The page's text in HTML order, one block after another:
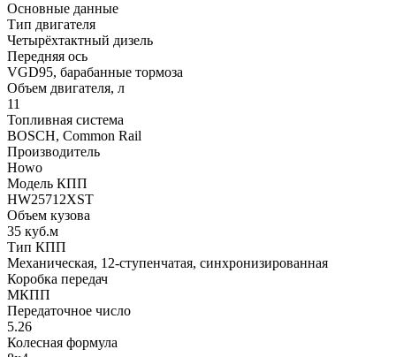
Основные данные
Тип двигателя
Четырёхтактный дизель
Передняя ось
VGD95, барабанные тормоза
Объем двигателя, л
11
Топливная система
BOSCH, Common Rail
Производитель
Howo
Модель КПП
HW25712XST
Объем кузова
35 куб.м
Тип КПП
Механическая, 12-ступенчатая, синхронизированная
Коробка передач
МКПП
Передаточное число
5.26
Колесная формула